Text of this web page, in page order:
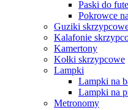
Paski do
Pokrowce
Guziki
Kalafonie
Kamertony
Kołki skrzypcowe
Lampki
Lampki na
Lampki na
Metronomy